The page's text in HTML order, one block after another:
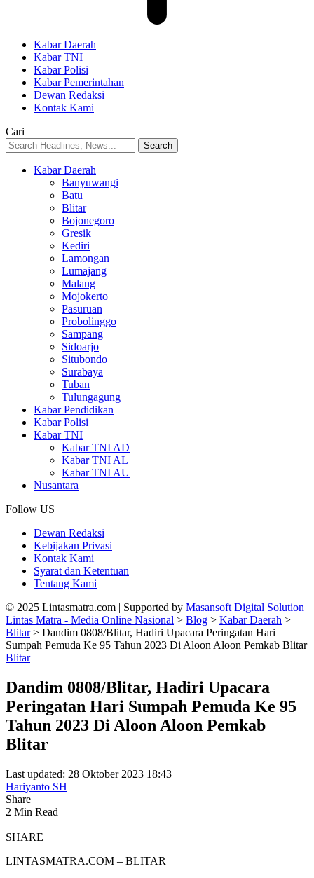
Kabar Daerah
Kabar TNI
Kabar Polisi
Kabar Pemerintahan
Dewan Redaksi
Kontak Kami
Cari
Kabar Daerah
Banyuwangi
Batu
Blitar
Bojonegoro
Gresik
Kediri
Lamongan
Lumajang
Malang
Mojokerto
Pasuruan
Probolinggo
Sampang
Sidoarjo
Situbondo
Surabaya
Tuban
Tulungagung
Kabar Pendidikan
Kabar Polisi
Kabar TNI
Kabar TNI AD
Kabar TNI AL
Kabar TNI AU
Nusantara
Follow US
Dewan Redaksi
Kebijakan Privasi
Kontak Kami
Syarat dan Ketentuan
Tentang Kami
© 2025 Lintasmatra.com | Supported by Masansoft Digital Solution
Lintas Matra - Media Online Nasional > Blog > Kabar Daerah >
Blitar> Dandim 0808/Blitar, Hadiri Upacara Peringatan Hari
Sumpah Pemuda Ke 95 Tahun 2023 Di Aloon Aloon Pemkab Blitar
Blitar
Dandim 0808/Blitar, Hadiri Upacara
Peringatan Hari Sumpah Pemuda Ke 95
Tahun 2023 Di Aloon Aloon Pemkab
Blitar
Last updated: 28 Oktober 2023 18:43
Hariyanto SH
Share
2 Min Read
SHARE
LINTASMATRA.COM – BLITAR